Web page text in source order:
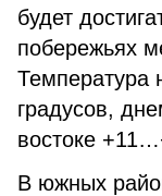
будет
побережьях
Температура
градусов,
востоке
В южных